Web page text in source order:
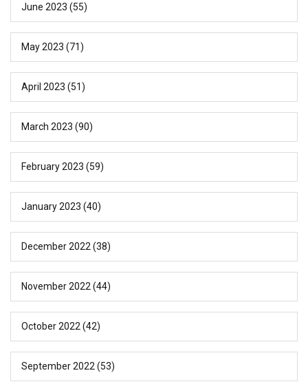
June 2023 (55)
May 2023 (71)
April 2023 (51)
March 2023 (90)
February 2023 (59)
January 2023 (40)
December 2022 (38)
November 2022 (44)
October 2022 (42)
September 2022 (53)